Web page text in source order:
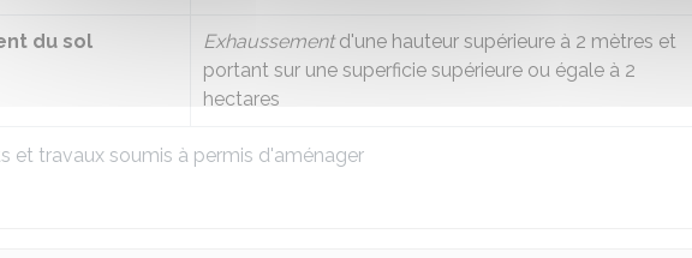
et travaux soumis à permis d'aménager
du sol Exhaussementd'une hauteur supérieure à 2 mètres et
portant sur une superficie supérieure ou égale à 2
hectares